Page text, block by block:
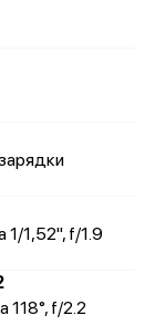
1/1,52", f/1.9
118°, f/2.2